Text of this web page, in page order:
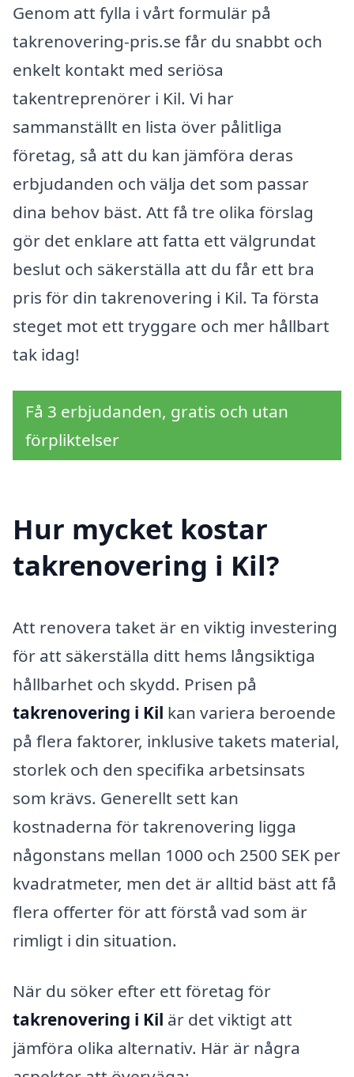
Genom att fylla i vårt formulär på
takrenovering-pris.se får du snabbt och
enkelt kontakt med seriösa
takentreprenörer i Kil. Vi har
sammanställt en lista över pålitliga
företag, så att du kan jämföra deras
erbjudanden och välja det som passar
dina behov bäst. Att få tre olika förslag
gör det enklare att fatta ett välgrundat
beslut och säkerställa att du får ett bra
pris för din takrenovering i Kil. Ta första
steget mot ett tryggare och mer hållbart
tak idag!
Få 3 erbjudanden, gratis och utan
förpliktelser
Hur mycket kostar
takrenovering i Kil?
Att renovera taket är en viktig investering
för att säkerställa ditt hems långsiktiga
hållbarhet och skydd. Prisen på
takrenovering i Kil kan variera beroende
på flera faktorer, inklusive takets material,
storlek och den specifika arbetsinsats
som krävs. Generellt sett kan
kostnaderna för takrenovering ligga
någonstans mellan 1000 och 2500 SEK per
kvadratmeter, men det är alltid bäst att få
flera offerter för att förstå vad som är
rimligt i din situation.
När du söker efter ett företag för
takrenovering i Kil är det viktigt att
jämföra olika alternativ. Här är några